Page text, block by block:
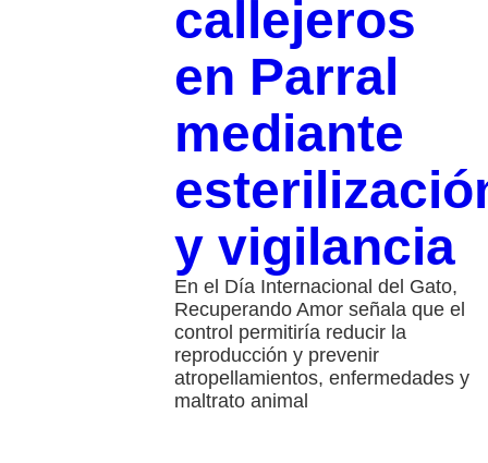
callejeros
en Parral
mediante
y vigilancia
En el Día Internacional del Gato,
Recuperando Amor señala que el
control permitiría reducir la
reproducción y prevenir
atropellamientos, enfermedades y
maltrato animal